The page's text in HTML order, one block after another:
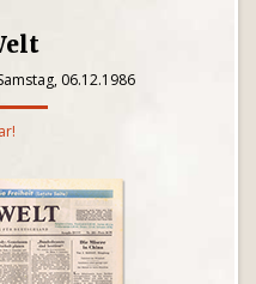
06.12.1986